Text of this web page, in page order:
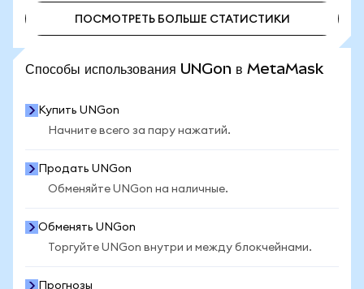
ПОСМОТРЕТЬ БОЛЬШЕ СТАТИСТИКИ
Способы использования UNGon в MetaMask
Купить UNGon
Начните всего за пару нажатий.
Продать UNGon
Обменяйте UNGon на наличные.
Обменять UNGon
Торгуйте UNGon внутри и между блокчейнами.
Прогнозы